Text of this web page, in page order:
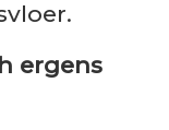
ergens